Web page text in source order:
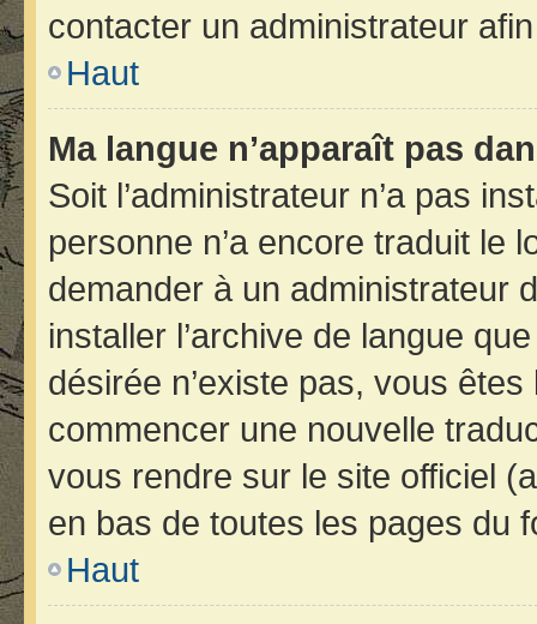
contacter un administrateur
Haut
Ma langue n’apparaît pas
Soit l’administrateur n’a pas
personne n’a encore traduit le
demander à un administrateur
installer l’archive de langue
désirée n’existe pas, vous
commencer une nouvelle
vous rendre sur le site officiel
en bas de toutes les pages du
Haut